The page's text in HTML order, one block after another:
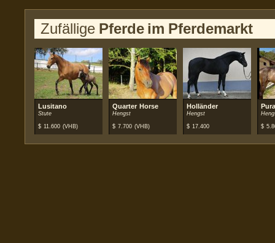
Zufällige Pferde im Pferdemarkt
Lusitano
Stute
$ 11.600 (VHB)
Quarter Horse
Hengst
$ 7.700 (VHB)
Holländer
Hengst
$ 17.400 $